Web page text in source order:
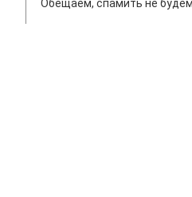
Обещаем, спамить не